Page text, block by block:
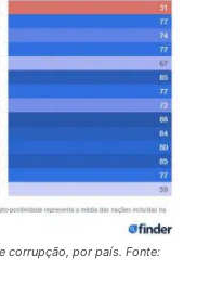
corrupção, por país. Fonte: